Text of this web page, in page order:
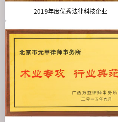
2019年度优秀法律科技企业